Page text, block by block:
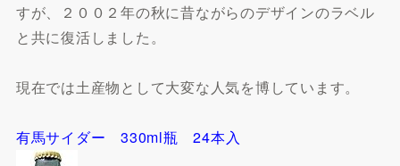
すが、２００２年の秋に昔ながらのデザインのラベル
と共に復活しました。
現在では土産物として大変な人気を博しています。
有馬サイダー 330ml瓶 24本入